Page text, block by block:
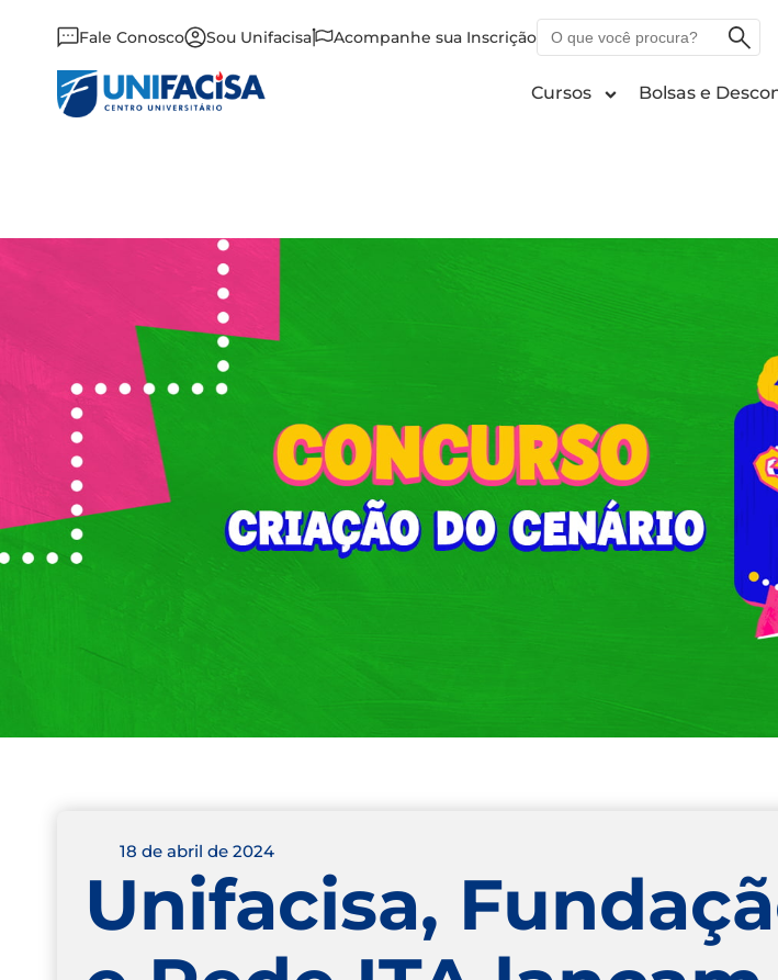
Fale Conosco Sou Unifacisa Acompanhe sua Inscrição
que
procura?
Cursos Bolsas e
18 de abril de 2024
Unifacisa,